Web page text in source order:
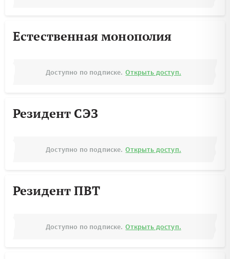
Естественная монополия
Доступно по подписке. Открыть доступ.
Резидент СЭЗ
Доступно по подписке. Открыть доступ.
Резидент ПВТ
Доступно по подписке. Открыть доступ.